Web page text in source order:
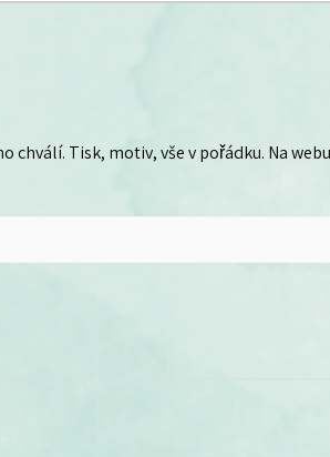
chválí. Tisk, motiv, vše v pořádku. Na